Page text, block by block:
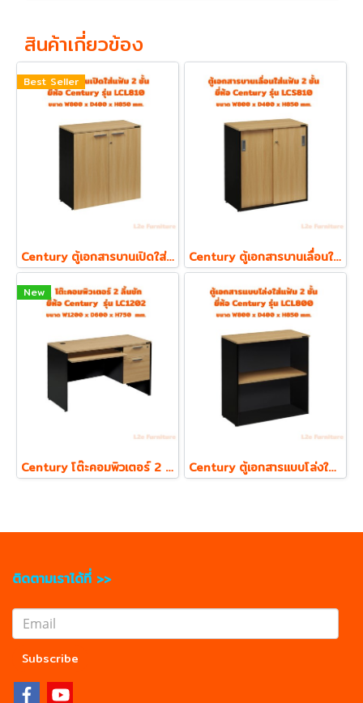
สินค้าเกี่ยวข้อง
Best Seller
Century ตู้เอกสารบานเปิดใส่แฟ้ม ตั้ง 2 ชั้น รุ่น LCL810 ความหนา Top 19 mm. Century ตู้เอกสารบานเลื่อนใส่แฟ้ม ตั้ง 2 ชั้น รุ่น LCS810 ความหนา Top 19 mm.
New
Century โต๊ะคอมพิวเตอร์ 2 ลิ้นชัก พร้อมถาดคีย์บอร์ด รุ่น LC1202 Century ตู้เอกสารแบบโล่งใส่แฟ้ม ตั้ง 2 ชั้น รุ่น LCL800 ความหนา Top 19 mm.
ติดตามเราได้ที่ >>
Subscribe